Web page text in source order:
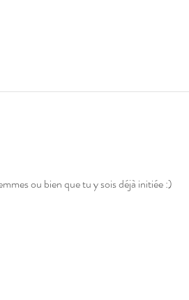
ou bien que tu y sois déjà initiée :)